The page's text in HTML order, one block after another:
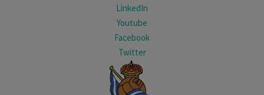
LinkedIn
Youtube
Facebook
Twitter